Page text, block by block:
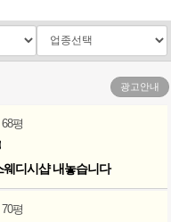
광고안내
68평
디시샵 내놓습니다
70평